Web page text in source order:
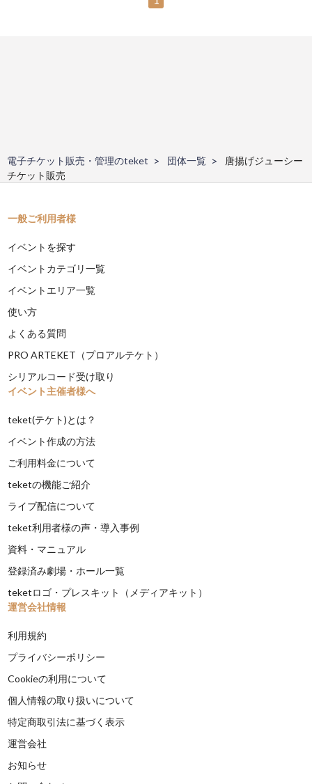
電子チケット販売・管理のteket 団体一覧
唐揚げジューシー
チケット販売
一般ご利用者様
イベントを探す
イベントカテゴリ一覧
イベントエリア一覧
使い方
よくある質問
PRO ARTEKET（プロアルテケト）
シリアルコード受け取り
イベント主催者様へ
teket(テケト)とは？
イベント作成の方法
ご利用料金について
teketの機能ご紹介
ライブ配信について
teket利用者様の声・導入事例
資料・マニュアル
登録済み劇場・ホール一覧
teketロゴ・プレスキット（メディアキット）
運営会社情報
利用規約
プライバシーポリシー
Cookieの利用について
個人情報の取り扱いについて
特定商取引法に基づく表示
運営会社
お知らせ